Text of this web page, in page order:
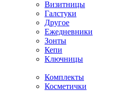
Визитницы
Галстуки
Другое
Ежедневники
Зонты
Кепи
Ключницы
Комплекты
Косметички